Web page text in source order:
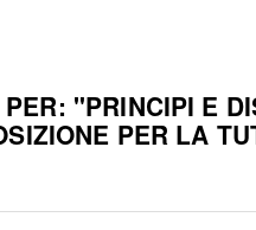
PER: "PRINCIPI E
PER LA